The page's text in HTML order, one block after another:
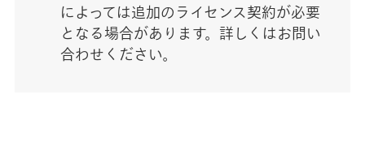
によっては追加のライセンス契約が必要
となる場合があります。詳しくはお問い
合わせください。